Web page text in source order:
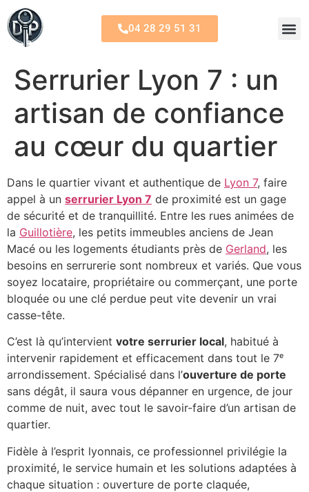
04 28 29 51 31
Serrurier Lyon 7 : un
artisan de confiance
au cœur du quartier
Dans le quartier vivant et authentique de Lyon 7, faire
appel à un serrurier Lyon 7 de proximité est un gage
de sécurité et de tranquillité. Entre les rues animées de
la Guillotière, les petits immeubles anciens de Jean
Macé ou les logements étudiants près de Gerland, les
besoins en serrurerie sont nombreux et variés. Que vous
soyez locataire, propriétaire ou commerçant, une porte
bloquée ou une clé perdue peut vite devenir un vrai
casse-tête.
C’est là qu’intervient votre serrurier local, habitué à
intervenir rapidement et efficacement dans tout le 7ᵉ
arrondissement. Spécialisé dans l’ouverture de porte
sans dégât, il saura vous dépanner en urgence, de jour
comme de nuit, avec tout le savoir-faire d’un artisan de
quartier.
Fidèle à l’esprit lyonnais, ce professionnel privilégie la
proximité, le service humain et les solutions adaptées à
chaque situation : ouverture de porte claquée,